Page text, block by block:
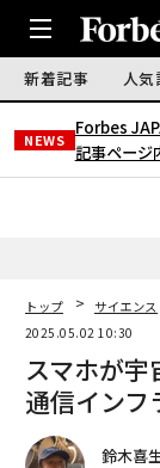
新着記事 人気
NEWS
Forbes
記事ページ
トップ サイエンス
2025.05.02 10:30
スマホが
通信インフ
鈴木喜